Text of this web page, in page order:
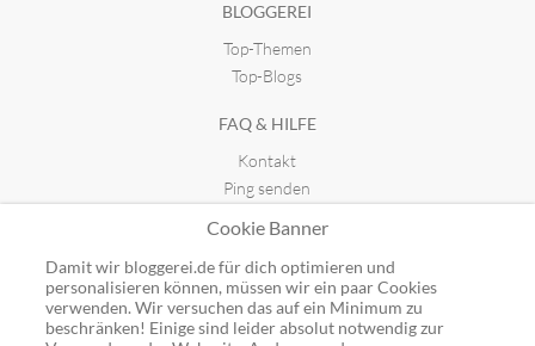
Bachelorarbeit Wissen
BLOGGEREI
Top-Themen
Top-Blogs
FAQ & HILFE
Kontakt
Ping senden
GUTSCHEINE
Top-Gutscheine
Alle Shops
Cookie Banner
Damit wir bloggerei.de für dich optimieren und
personalisieren können, müssen wir ein paar Cookies
verwenden. Wir versuchen das auf ein Minimum zu
beschränken! Einige sind leider absolut notwendig zur